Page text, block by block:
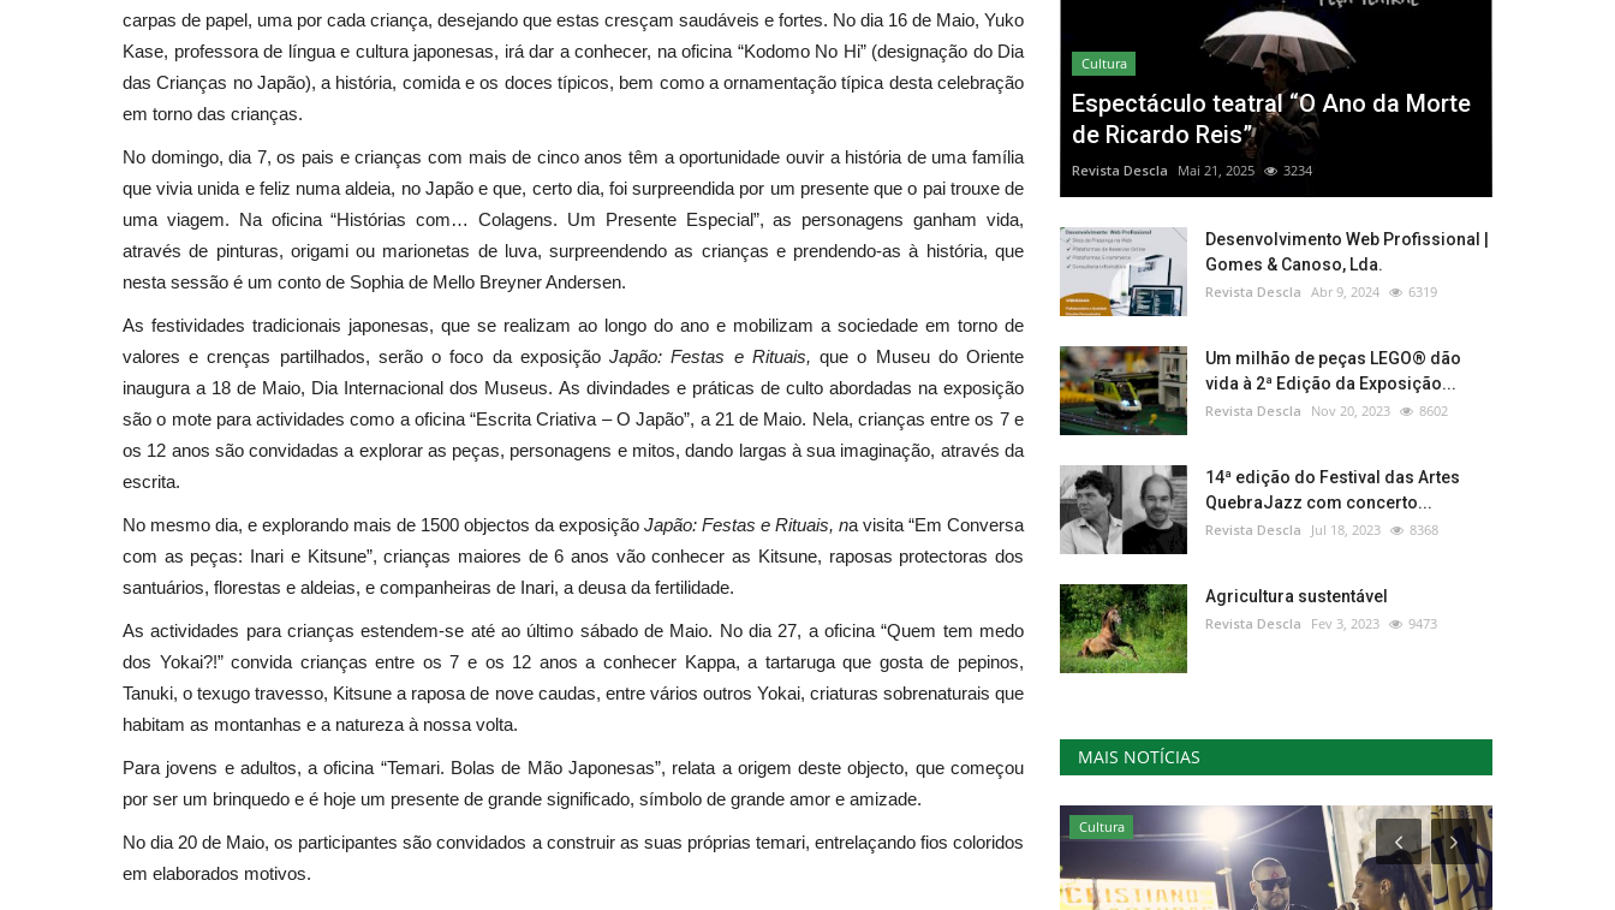
carpas de papel, uma por cada criança, desejando que estas cresçam saudáveis e fortes. No dia 16 de Maio, Yuko
Kase, professora de língua e cultura japonesas, irá dar a conhecer, na oficina “Kodomo No Hi” (designação do Dia
das Crianças no Japão), a história, comida e os doces típicos, bem como a ornamentação típica desta celebração
em torno das crianças.
No domingo, dia 7, os pais e crianças com mais de cinco anos têm a oportunidade ouvir a história de uma família
que vivia unida e feliz numa aldeia, no Japão e que, certo dia, foi surpreendida por um presente que o pai trouxe de
uma viagem. Na oficina “Histórias com… Colagens. Um Presente Especial”, as personagens ganham vida,
através de pinturas, origami ou marionetas de luva, surpreendendo as crianças e prendendo-as à história, que
nesta sessão é um conto de Sophia de Mello Breyner Andersen.
As festividades tradicionais japonesas, que se realizam ao longo do ano e mobilizam a sociedade em torno de
valores e crenças partilhados, serão o foco da exposiçãoJapão: Festas e Rituais,que o Museu do Oriente
inaugura a 18 de Maio, Dia Internacional dos Museus. As divindades e práticas de culto abordadas na exposição
são o mote para actividades como a oficina “Escrita Criativa – O Japão”, a 21 de Maio. Nela, crianças entre os 7 e
os 12 anos são convidadas a explorar as peças, personagens e mitos, dando largas à sua imaginação, através da
escrita.
No mesmo dia, e explorando mais de 1500 objectos da exposição Japão: Festas e Rituais, na visita “Em Conversa
com as peças: Inari e Kitsune”, crianças maiores de 6 anos vão conhecer as Kitsune, raposas protectoras dos
santuários, florestas e aldeias, e companheiras de Inari, a deusa da fertilidade.
As actividades para crianças estendem-se até ao último sábado de Maio. No dia 27, a oficina “Quem tem medo
dos Yokai?!” convida crianças entre os 7 e os 12 anos a conhecer Kappa, a tartaruga que gosta de pepinos,
Tanuki, o texugo travesso, Kitsune a raposa de nove caudas, entre vários outros Yokai, criaturas sobrenaturais que
habitam as montanhas e a natureza à nossa volta.
Para jovens e adultos, a oficina “Temari. Bolas de Mão Japonesas”, relata a origem deste objecto, que começou
por ser um brinquedo e é hoje um presente de grande significado, símbolo de grande amor e amizade.
No dia 20 de Maio, os participantes são convidados a construir as suas próprias temari, entrelaçando fios coloridos
em elaborados motivos.
Cultura
Espectáculo teatral “O Ano da Morte
de Ricardo Reis”
Revista Descla Mai 21, 2025 3234
Desenvolvimento Web Profissional |
Gomes & Canoso, Lda.
Revista Descla Abr 9, 2024 6319
Um milhão de peças LEGO® dão
vida à 2ª Edição da Exposição...
Revista Descla Nov 20, 2023 8602
14ª edição do Festival das Artes
QuebraJazz com concerto...
Revista Descla Jul 18, 2023 8368
Agricultura sustentável
Revista Descla Fev 3, 2023 9473
MAIS NOTÍCIAS
Cultura